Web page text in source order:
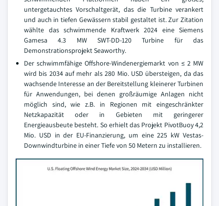
untergetauchtes Vorschaltgerät, das die Turbine verankert
und auch in tiefen Gewässern stabil gestaltet ist. Zur Zitation
wählte das schwimmende Kraftwerk 2024 eine Siemens
Gamesa 4.3 MW SWT-DD-120 Turbine für das
Demonstrationsprojekt Seaworthy.
Der schwimmfähige Offshore-Windenergiemarkt von ≤ 2 MW
wird bis 2034 auf mehr als 280 Mio. USD übersteigen, da das
wachsende Interesse an der Bereitstellung kleinerer Turbinen
für Anwendungen, bei denen großräumige Anlagen nicht
möglich sind, wie z.B. in Regionen mit eingeschränkter
Netzkapazität oder in Gebieten mit geringerer
Energieausbeute besteht. So erhielt das Projekt PivotBuoy 4,2
Mio. USD in der EU-Finanzierung, um eine 225 kW Vestas-
Downwindturbine in einer Tiefe von 50 Metern zu installieren.